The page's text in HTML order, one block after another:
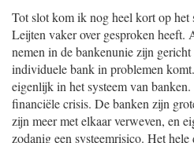
Tot slot kom ik nog heel kort op het
Leijten vaker over gesproken heeft.
nemen in de bankenunie zijn
individuele bank in problemen
eigenlijk in het systeem van
financiële crisis. De banken zijn
zijn meer met elkaar verweven, en
zodanig een systeemrisico. Het